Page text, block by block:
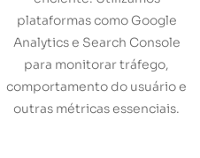
plataformas como Google
Analytics e Search Console
para monitorar tráfego,
comportamento do usuário e
outras métricas essenciais.